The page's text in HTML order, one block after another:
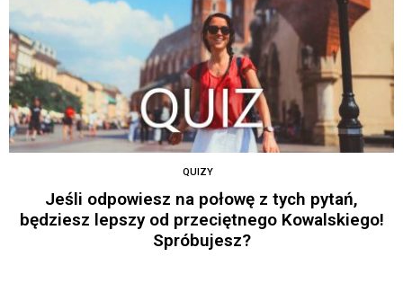
QUIZY
Jeśli odpowiesz na połowę z tych pytań,
będziesz lepszy od przeciętnego Kowalskiego!
Spróbujesz?